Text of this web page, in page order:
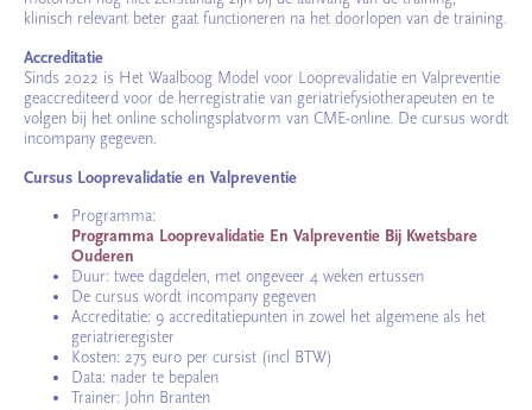
klinisch relevant beter gaat functioneren na het doorlopen van de training.
Accreditatie
Sinds 2022 is Het Waalboog Model voor Looprevalidatie en Valpreventie
geaccrediteerd voor de herregistratie van geriatriefysiotherapeuten en te
volgen bij het online scholingsplatvorm van CME-online. De cursus wordt
incompany gegeven.
Cursus Looprevalidatie en Valpreventie
Programma:
Programma Looprevalidatie En Valpreventie Bij Kwetsbare
Ouderen
Duur: twee dagdelen, met ongeveer 4 weken ertussen
De cursus wordt incompany gegeven
Accreditatie: 9 accreditatiepunten in zowel het algemene als het
geriatrieregister
Kosten: 275 euro per cursist (incl BTW)
Data: nader te bepalen
Trainer: John Branten